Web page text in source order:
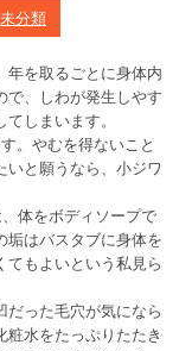
未分類
年を取るごとに身体内
で、しわが発生しやす
しまいます。
。やむを得ないこと
と願うなら、小ジワ
体をボディソープで
垢はバスタブに身体を
もよいという私見ら
った毛穴が気になら
水をたっぷりたたき